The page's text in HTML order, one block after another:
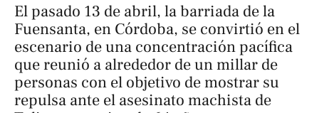
El pasado 13 de abril, la barriada de la
Fuensanta, en Córdoba, se convirtió en el
escenario de una concentración pacífica
que reunió a alrededor de un millar de
personas con el objetivo de mostrar su
repulsa ante el asesinato machista de